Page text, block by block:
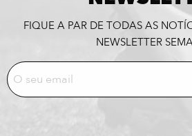
FIQUE A PAR DE TODAS AS
NEWSLETTER